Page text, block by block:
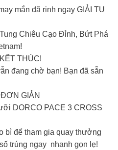
mắn đã rinh ngay GIẢI TU
Chiêu Cạo Đỉnh, Bứt Phá
THÚC!
đang chờ bạn! Bạn đã sẵn
GIẢN
DORCO PACE 3 CROSS
bì để tham gia quay thưởng
trúng ngay nhanh gọn lẹ!